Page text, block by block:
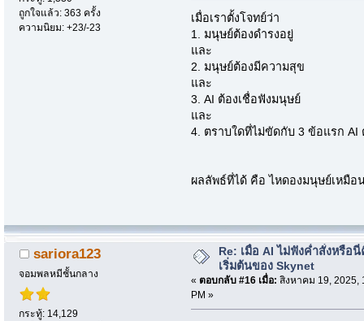
ถูกใจแล้ว: 363 ครั้ง
ความนิยม: +23/-23
เมื่อเราตั้งโจทย์ว่า
1. มนุษย์ต้องดำรงอยู่
และ
2. มนุษย์ต้องมีความสุข
และ
3. AI ต้องเชื่อฟังมนุษย์
และ
4. ตราบใดที่ไม่ขัดกับ 3 ข้อแรก AI
ผลลัพธ์ที่ได้ คือ ไหดองมนุษย์เหมื
sariora123
จอมพลหมีชั้นกลาง
กระทู้: 14,129
Re: เมื่อ AI ไม่ฟังค่ำสั่งหรือ
เริ่มต้นของ Skynet
« ตอบกลับ #16 เมื่อ: สิงหาคม 19, 2025,
PM »